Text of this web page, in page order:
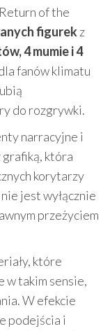
of the
figurekz
4 mumie i 4
fanów klimatu
do rozgrywki.
narracyjne i
grafiką, która
korytarzy
jest wyłącznie
przeżyciem
które
w takim sensie,
W efekcie
podejścia i